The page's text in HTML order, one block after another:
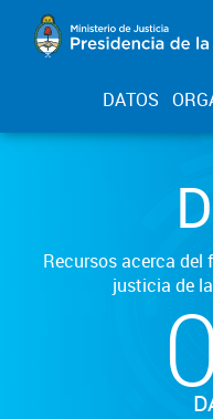
DATOS
Recursos acerca
justicia de